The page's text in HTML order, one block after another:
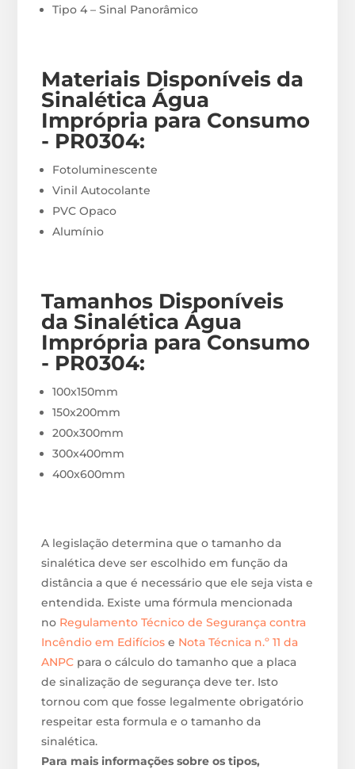
Tipo 4 – Sinal Panorâmico
Materiais Disponíveis da
Sinalética Água
Imprópria para Consumo
- PR0304:
Fotoluminescente
Vinil Autocolante
PVC Opaco
Alumínio
Tamanhos Disponíveis
da Sinalética Água
Imprópria para Consumo
- PR0304:
100x150mm
150x200mm
200x300mm
300x400mm
400x600mm
A legislação determina que o tamanho da
sinalética deve ser escolhido em função da
distância a que é necessário que ele seja vista e
entendida. Existe uma fórmula mencionada
no Regulamento Técnico de Segurança contra
Incêndio em Edifícios e Nota Técnica n.º 11 da
ANPC para o cálculo do tamanho que a placa
de sinalização de segurança deve ter. Isto
tornou com que fosse legalmente obrigatório
respeitar esta formula e o tamanho da
sinalética.
Para mais informações sobre os tipos,